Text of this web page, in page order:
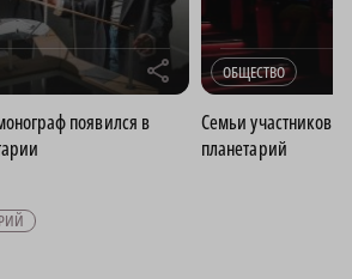
r
появился в
ОБЩЕСТВО
Семьи участников
планетарий